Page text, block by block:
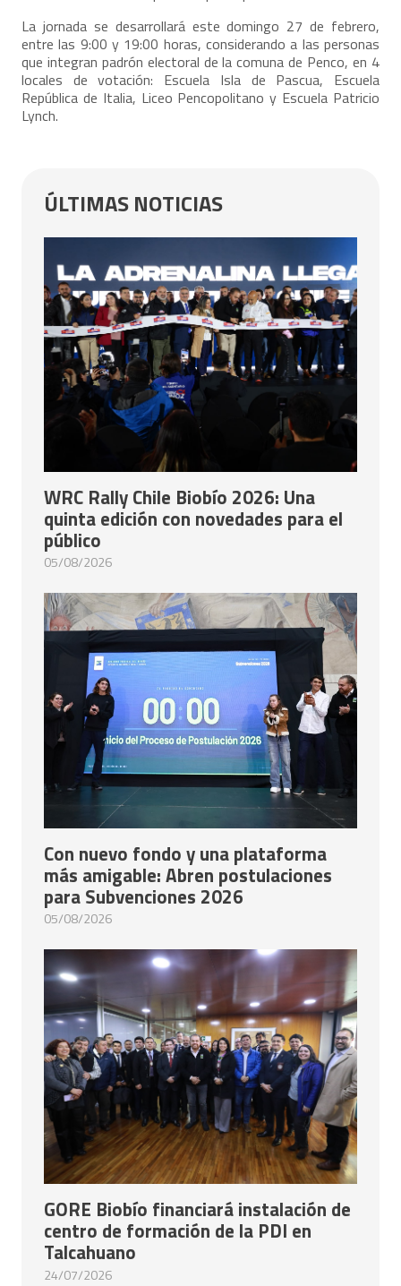
La jornada se desarrollará este domingo 27 de febrero,
entre las 9:00 y 19:00 horas, considerando a las personas
que integran padrón electoral de la comuna de Penco, en 4
locales de votación: Escuela Isla de Pascua, Escuela
República de Italia, Liceo Pencopolitano y Escuela Patricio
Lynch.
ÚLTIMAS NOTICIAS
WRC Rally Chile Biobío 2026: Una
quinta edición con novedades para el
público
05/08/2026
Con nuevo fondo y una plataforma
más amigable: Abren postulaciones
para Subvenciones 2026
05/08/2026
GORE Biobío financiará instalación de
centro de formación de la PDI en
Talcahuano
24/07/2026